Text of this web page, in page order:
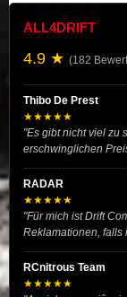
ALL4DRIFT
4.9 ★ (182
Thibo De Prest
★★★★★
"Es gibt nicht viel zu
erschwinglichen
RADAR
★★★★★
"Für mich ist Drift
Reklamationen, falls
RCnitrous Team
★★★★★